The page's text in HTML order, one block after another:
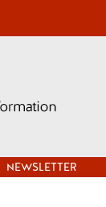
NEWSLETTER